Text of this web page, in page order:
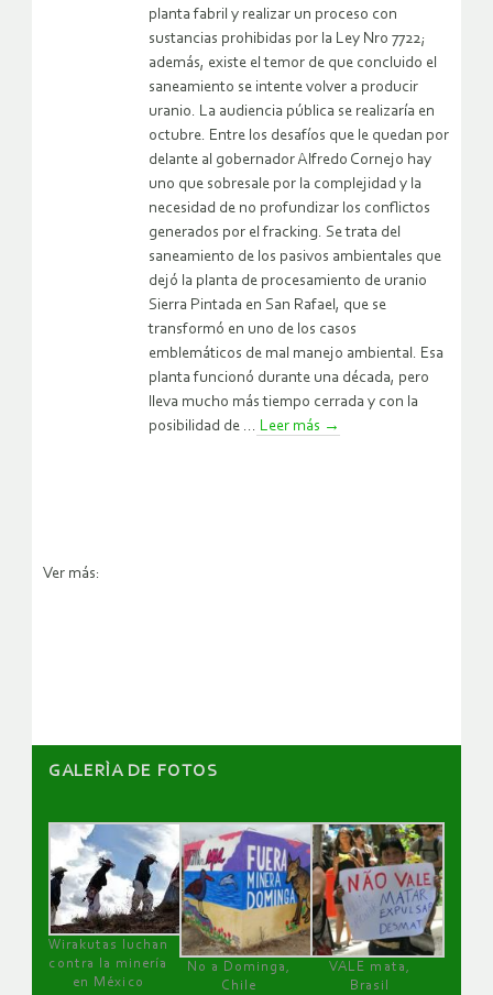
planta fabril y realizar un proceso con
sustancias prohibidas por la Ley Nro 7722;
además, existe el temor de que concluido el
saneamiento se intente volver a producir
uranio. La audiencia pública se realizaría en
octubre. Entre los desafíos que le quedan por
delante al gobernador Alfredo Cornejo hay
uno que sobresale por la complejidad y la
necesidad de no profundizar los conflictos
generados por el fracking. Se trata del
saneamiento de los pasivos ambientales que
dejó la planta de procesamiento de uranio
Sierra Pintada en San Rafael, que se
transformó en uno de los casos
emblemáticos de mal manejo ambiental. Esa
planta funcionó durante una década, pero
lleva mucho más tiempo cerrada y con la
posibilidad de ... Leer más →
Ver más:
GALERÌA DE FOTOS
Wirakutas luchan
contra la minería
en México
No a Dominga,
Chile
VALE mata,
Brasil